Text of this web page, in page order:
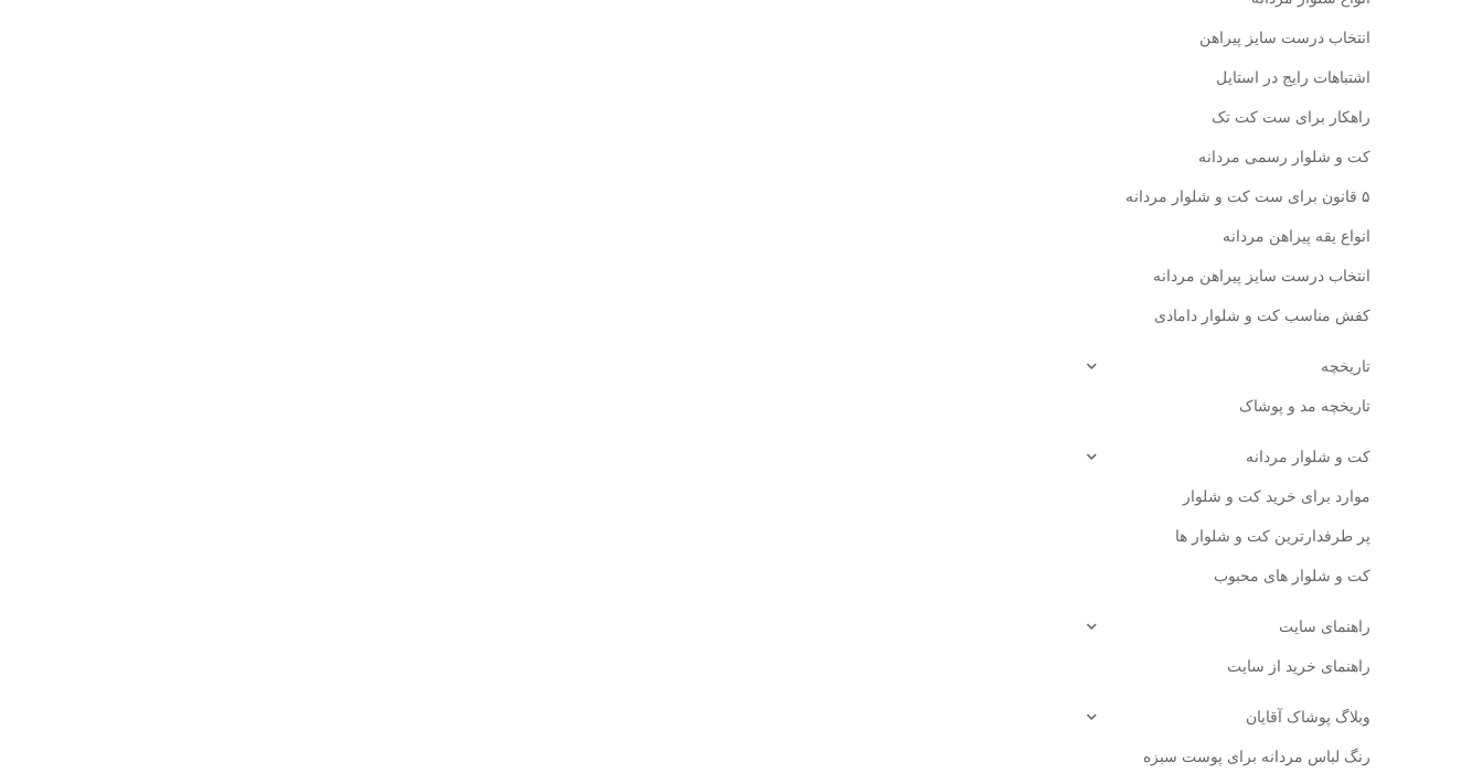
انتخاب درست سایز پیراهن
اشتباهات رایج در استایل
راهکار برای ست کت تک
کت و شلوار رسمی مردانه
۵ قانون برای ست کت و شلوار مردانه
انواع یقه پیراهن مردانه
انتخاب درست سایز پیراهن مردانه
کفش مناسب کت و شلوار دامادی
تاریخچه
تاریخچه مد و پوشاک
کت و شلوار مردانه
موارد برای خرید کت و شلوار
پر طرفدارترین کت و شلوار ها
کت و شلوار های محبوب
راهنمای سایت
راهنمای خرید از سایت
وبلاگ پوشاک آقایان
رنگ لباس مردانه برای پوست سبزه